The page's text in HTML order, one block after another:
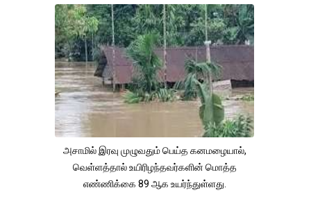
அசாமில் இரவு முழுவதும் பெய்த கனமழையால்,
வெள்ளத்தால் உயிரிழந்தவர்களின் மொத்த
எண்ணிக்கை 89 ஆக உயர்ந்துள்ளது.